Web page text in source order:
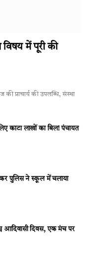
विषय में पूरी की
प्राचार्य की उपलब्धि, संस्था
काटा लाखों का बिल! पंचायत
पुलिस ने स्कूल में चलाया
आदिवासी दिवस, एक मंच पर